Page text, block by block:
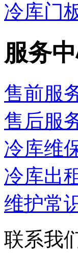
冷库门
服务
售前服
售后服
冷库维
冷库出
维护常
联系我